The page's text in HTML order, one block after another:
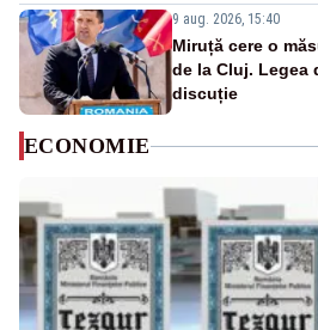
9 aug. 2026, 15:40
Miruță cere o
de la Cluj. Legea
discuție
ECONOMIE